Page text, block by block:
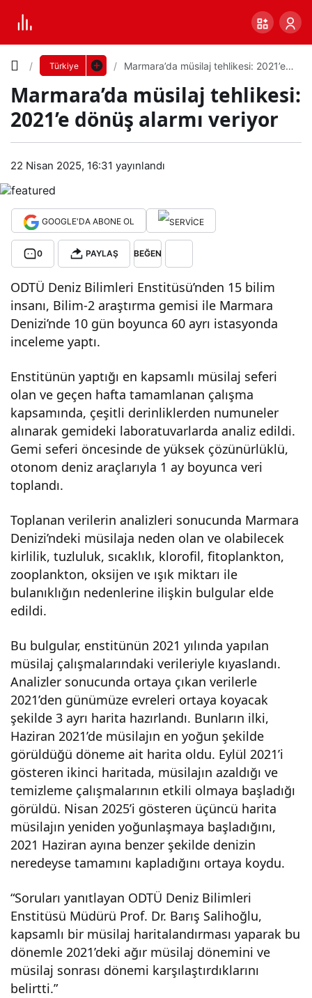
Türkiye
Marmara’da müsilaj tehlikesi: 2021’e
Marmara’da müsilaj tehlikesi:
2021’e dönüş alarmı veriyor
22 Nisan 2025, 16:31 yayınlandı
GOOGLE'DA ABONE OL
0 PAYLAŞ BEĞEN
ODTÜ Deniz Bilimleri Enstitüsü’nden 15 bilim
insanı, Bilim-2 araştırma gemisi ile Marmara
Denizi’nde 10 gün boyunca 60 ayrı istasyonda
inceleme yaptı.
Enstitünün yaptığı en kapsamlı müsilaj seferi
olan ve geçen hafta tamamlanan çalışma
kapsamında, çeşitli derinliklerden numuneler
alınarak gemideki laboratuvarlarda analiz edildi.
Gemi seferi öncesinde de yüksek çözünürlüklü,
otonom deniz araçlarıyla 1 ay boyunca veri
toplandı.
Toplanan verilerin analizleri sonucunda Marmara
Denizi’ndeki müsilaja neden olan ve olabilecek
kirlilik, tuzluluk, sıcaklık, klorofil, fitoplankton,
zooplankton, oksijen ve ışık miktarı ile
bulanıklığın nedenlerine ilişkin bulgular elde
edildi.
Bu bulgular, enstitünün 2021 yılında yapılan
müsilaj çalışmalarındaki verileriyle kıyaslandı.
Analizler sonucunda ortaya çıkan verilerle
2021’den günümüze evreleri ortaya koyacak
şekilde 3 ayrı harita hazırlandı. Bunların ilki,
Haziran 2021’de müsilajın en yoğun şekilde
görüldüğü döneme ait harita oldu. Eylül 2021’i
gösteren ikinci haritada, müsilajın azaldığı ve
temizleme çalışmalarının etkili olmaya başladığı
görüldü. Nisan 2025’i gösteren üçüncü harita
müsilajın yeniden yoğunlaşmaya başladığını,
2021 Haziran ayına benzer şekilde denizin
neredeyse tamamını kapladığını ortaya koydu.
“Soruları yanıtlayan ODTÜ Deniz Bilimleri
Enstitüsü Müdürü Prof. Dr. Barış Salihoğlu,
kapsamlı bir müsilaj haritalandırması yaparak bu
dönemle 2021’deki ağır müsilaj dönemini ve
müsilaj sonrası dönemi karşılaştırdıklarını
belirtti.”
Mar
a’da
müs
tehli
kesi
:
202
1’e
dön
üş
alar
mı
veri
yor
Yazı
Boyutunu
Ayarla
Küçük 100% Dev
Varsayılana